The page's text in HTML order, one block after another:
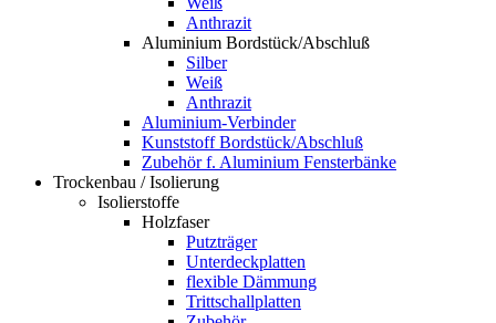
Anthrazit
Aluminium Bordstück/Abschluß
Silber
Weiß
Anthrazit
Aluminium-Verbinder
Kunststoff Bordstück/Abschluß
Zubehör f. Aluminium Fensterbänke
Trockenbau / Isolierung
Isolierstoffe
Holzfaser
Putzträger
Unterdeckplatten
flexible Dämmung
Trittschallplatten